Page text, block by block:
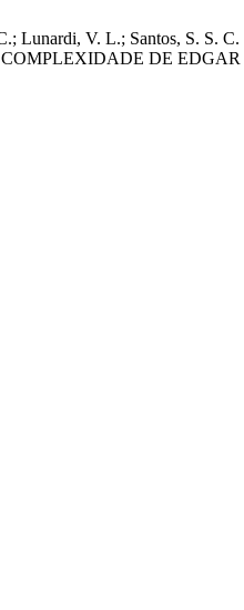
Lunardi, V. L.; Santos, S.
DE